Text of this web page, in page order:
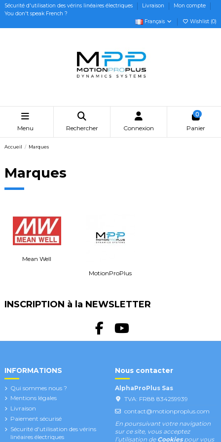
Sécurité d'utilisation des vérins linéaires électriques Livraison
Mon compte
You don't speak French ?
Français
Wishlist (0)
Menu Rechercher Connexion
0
Panier
Accueil Marques
Marques
Mean Well
MotionProPlus
INSCRIPTION à la NEWSLETTER
INFORMATIONS
Qui sommes nous ?
Mentions légales
Livraison
Paiement sécurisé
Sécurité d'utilisation des vérins
linéaires électriques
Nous contacter
AlphaProPlus Sas
TVA: FR88 834259939
contact@motionproplus.com
En poursuivant votre navigation
sur ce site, vous acceptez
l’utilisation de Cookies pour vous